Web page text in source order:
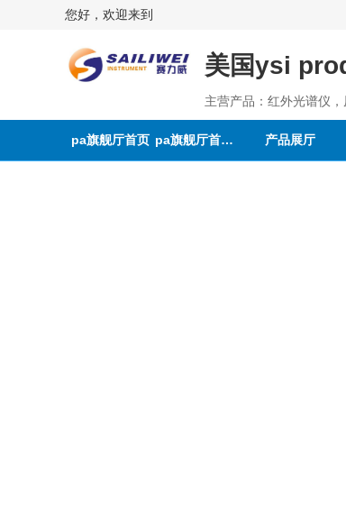
您好，欢迎来到
美国ysi
主营产品：红外光谱仪
pa旗舰厅首页 pa旗舰厅首页的介绍 产品展厅